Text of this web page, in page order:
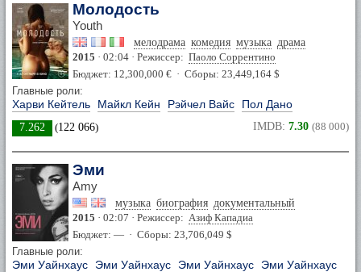
Молодость
Youth
мелодрама комедия музыка драма
2015 · 02:04 · Режиссер: Паоло Соррентино
Бюджет: 12,300,000 € · Сборы: 23,449,164 $
Главные роли:
Харви Кейтель Майкл Кейн Рэйчел Вайс Пол Дано
7.262 (122 066) IMDB: 7.30 (88 000)
Эми
Amy
музыка биография документальный
2015 · 02:07 · Режиссер: Азиф Кападиа
Бюджет: — · Сборы: 23,706,049 $
Главные роли:
Эми Уайнхаус Эми Уайнхаус Эми Уайнхаус Эми Уайнхаус